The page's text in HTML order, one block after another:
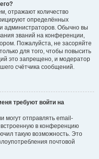
отражают количество
определённых
администраторов. Обычно вы
званий на конференции,
Пожалуйста, не засоряйте
для того, чтобы повысить
это запрещено, и модератор
счётчика сообщений.
требуют войти на
могут отправлять email-
в конференцию
такую возможность. Это
почтовой